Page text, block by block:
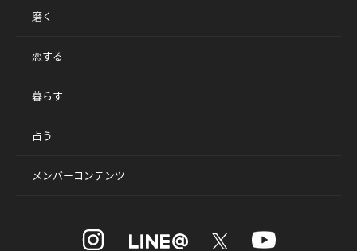
磨く
恋する
暮らす
占う
メンバーコンテンツ